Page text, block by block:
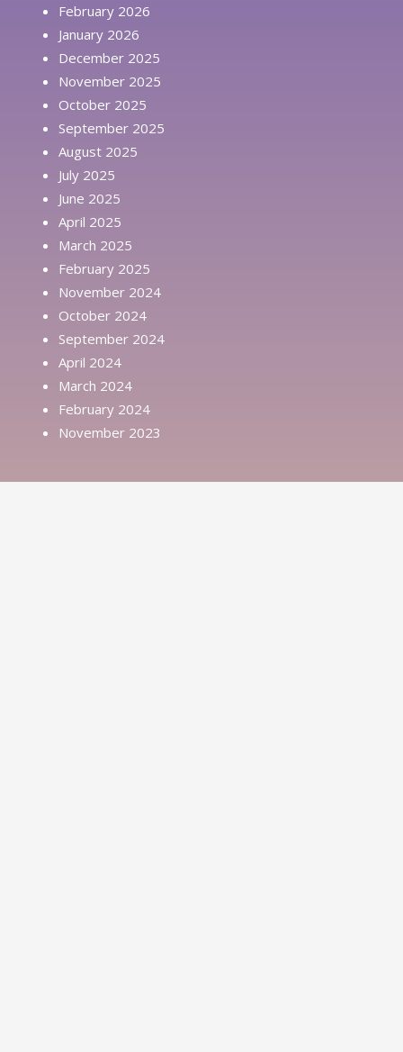
February 2026
January 2026
December 2025
November 2025
October 2025
September 2025
August 2025
July 2025
June 2025
April 2025
March 2025
February 2025
November 2024
October 2024
September 2024
April 2024
March 2024
February 2024
November 2023